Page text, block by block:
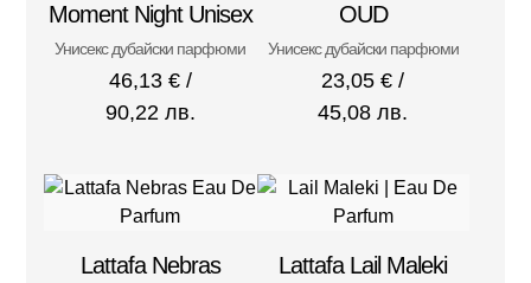
Moment Night Unisex
Унисекс дубайски парфюми
46,13 €/
90,22 лв.
OUD
Унисекс дубайски парфюми
23,05€ /
45,08 лв.
Lattafa Nebras Lattafa Lail Maleki